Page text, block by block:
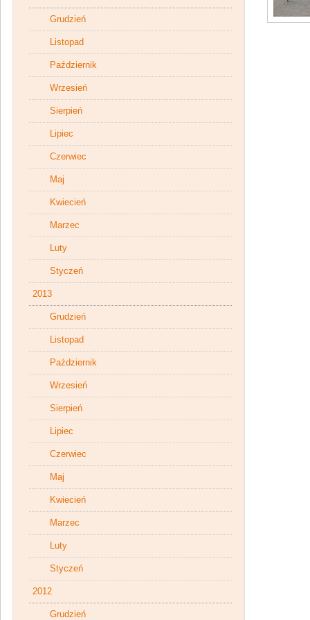
Grudzień
Listopad
Październik
Wrzesień
Sierpień
Lipiec
Czerwiec
Maj
Kwiecień
Marzec
Luty
Styczeń
2013
Grudzień
Listopad
Październik
Wrzesień
Sierpień
Lipiec
Czerwiec
Maj
Kwiecień
Marzec
Luty
Styczeń
2012
Grudzień